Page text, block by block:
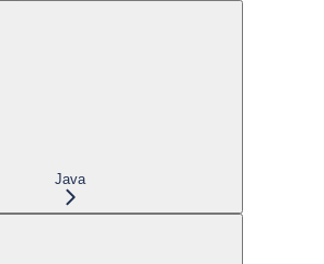
Java